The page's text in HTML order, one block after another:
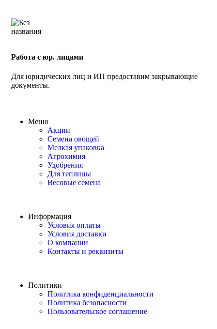
Работа с юр. лицами
Для юридических лиц и ИП предоставим закрывающие
документы.
Меню
Акции
Семена овощей
Мелкая упаковка
Агрохимия
Удобрения
Для теплицы
Весовые семена
Информация
Условия оплаты
Условия доставки
О компании
Контакты и реквизиты
Политики
Политика конфиденциальности
Политика безопасности
Пользовательское соглашение